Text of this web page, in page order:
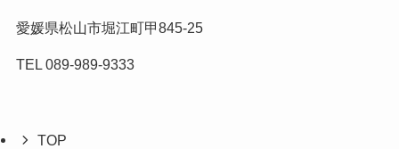
愛媛県松山市堀江町甲845-25
TEL 089-989-9333
TOP